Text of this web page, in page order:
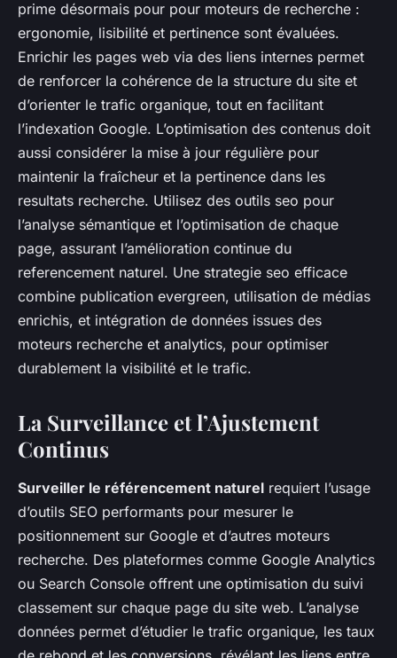
prime désormais pour pour moteurs de recherche :
ergonomie, lisibilité et pertinence sont évaluées.
Enrichir les pages web via des liens internes permet
de renforcer la cohérence de la structure du site et
d’orienter le trafic organique, tout en facilitant
l’indexation Google. L’optimisation des contenus doit
aussi considérer la mise à jour régulière pour
maintenir la fraîcheur et la pertinence dans les
resultats recherche. Utilisez des outils seo pour
l’analyse sémantique et l’optimisation de chaque
page, assurant l’amélioration continue du
referencement naturel. Une strategie seo efficace
combine publication evergreen, utilisation de médias
enrichis, et intégration de données issues des
moteurs recherche et analytics, pour optimiser
durablement la visibilité et le trafic.
La Surveillance et l’Ajustement
Continus
Surveiller le référencement naturel requiert l’usage
d’outils SEO performants pour mesurer le
positionnement sur Google et d’autres moteurs
recherche. Des plateformes comme Google Analytics
ou Search Console offrent une optimisation du suivi
classement sur chaque page du site web. L’analyse
données permet d’étudier le trafic organique, les taux